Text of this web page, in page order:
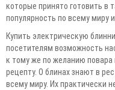
которые принято готовить в
популярность по всему миру
Купить электрическую
посетителям возможность
к тому же по желанию
рецепту. О блинах знают в
всему миру. Их практически